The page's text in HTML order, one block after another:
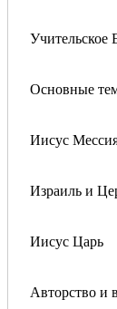
Учительское
Основные
Иисус
Израиль и
Иисус Царь
Авторство и